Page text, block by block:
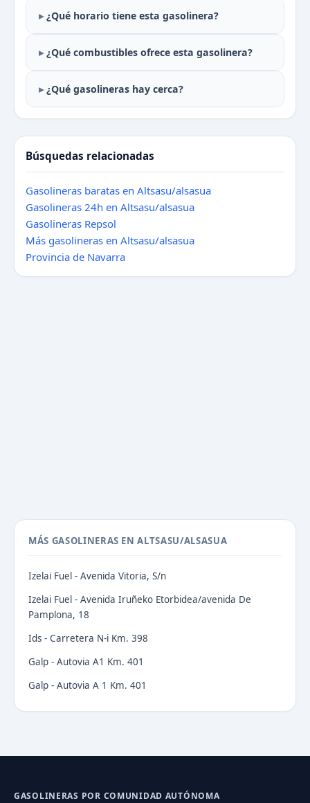
¿Qué horario tiene esta gasolinera?
¿Qué combustibles ofrece esta gasolinera?
¿Qué gasolineras hay cerca?
Búsquedas relacionadas
Gasolineras baratas en Altsasu/alsasua
Gasolineras 24h en Altsasu/alsasua
Gasolineras Repsol
Más gasolineras en Altsasu/alsasua
Provincia de Navarra
MÁS GASOLINERAS EN ALTSASU/ALSASUA
Izelai Fuel - Avenida Vitoria, S/n
Izelai Fuel - Avenida Iruñeko Etorbidea/avenida De
Pamplona, 18
Ids - Carretera N-i Km. 398
Galp - Autovia A1 Km. 401
Galp - Autovia A 1 Km. 401
GASOLINERAS POR COMUNIDAD AUTÓNOMA